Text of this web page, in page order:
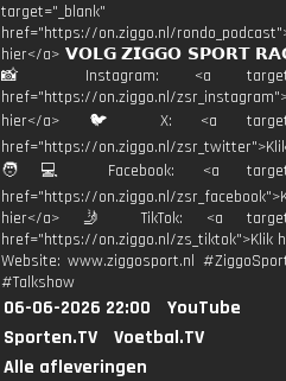
target="_blank"
href="https://on.ziggo.nl/
hier</a> 𝗩𝗢𝗟𝗚 𝗭𝗜𝗚𝗚𝗢 𝗦𝗣𝗢𝗥𝗧
📸 Instagram: <a
href="https://on.ziggo.nl/
hier</a> 🐦 X: <a
href="https://on.ziggo.nl/
🧑💻 Facebook: <a
href="https://on.ziggo.nl/
hier</a> 🤳 TikTok: <a
href="https://on.ziggo.nl/zs_tiktok">Klik
Website: www.ziggosport.nl
#Talkshow
06-06-2026 22:00
YouTube
Sporten.TV
Voetbal.TV
Alle afleveringen